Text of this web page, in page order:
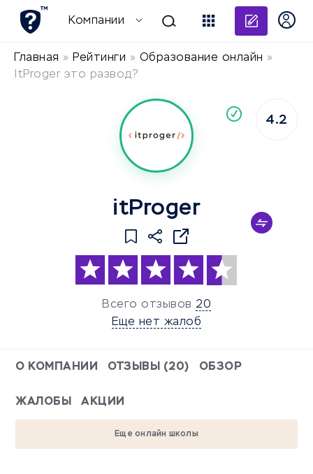
Компании
Главная » Рейтинги » Образование онлайн »
ItProger это развод?
itProger
Всего отзывов 20
Еще нет жалоб
4.2
компания
О КОМПАНИИ ОТЗЫВЫ (20) ОБЗОР
ЖАЛОБЫ АКЦИИ
Еще онлайн школы